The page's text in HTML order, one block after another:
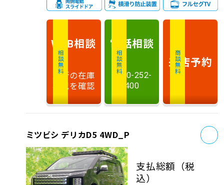
相談無料
WEB相談
最新の在庫
状況を確認
相談無料
電話相談
0120-252-
400
商談無料
来店予約
ミツビシ デリカD5 4WD_P
支払総額 （税
込）